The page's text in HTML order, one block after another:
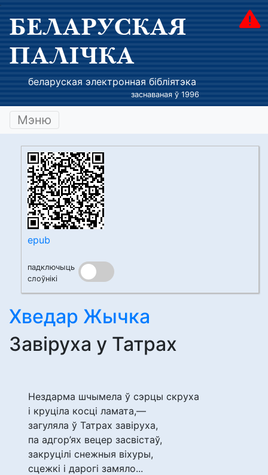
БЕЛАРУСКАЯ
ПАЛІЧКА
беларуская электронная бібліятэка
заснаваная ў 1996
Мэню
epub
падключыць
слоўнікі
Хведар Жычка
Завіруха у Татрах
Нездарма шчымела ў сэрцы скруха
і круціла косці ламата,—
загуляла ў Татрах завіруха,
па адгор’ях вецер засвістаў,
закруцілі снежныя віхуры,
сцежкі і дарогі замяло...